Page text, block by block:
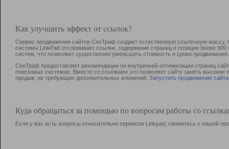
Как улучшить эффект от ссылок?
Сервис продвижения сайтов СеоТраф создает естественную ссылочную
системы LinkPad отслеживает ссылки, содержание страниц и позиции более
систем, что позволяет существенно уменьшить стоимость и сроки продвижения.
СеоТраф предоставляет рекомендации по внутренней оптимизации страниц
поисковых системах. Вместе со ссылками это позволяет сайту занять
продаж, не требующих дополнительных вложений. Запустить продвижение сайта
Куда обращаться за помощью по вопросам работы со
Если у вас есть вопросы относительно сервисов Linkpad, свяжитесь с нашей